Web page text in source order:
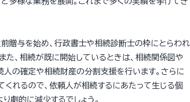
贈与を始め、行政書士や相続診断士の枠にとらわれ
た、相続が既に開始しているときは、相続関係図や
の確定や相続財産の分割支援を行います。さらに
れるので、依頼人が相続するにあたって生じる個
劇的に減少するでしょう。